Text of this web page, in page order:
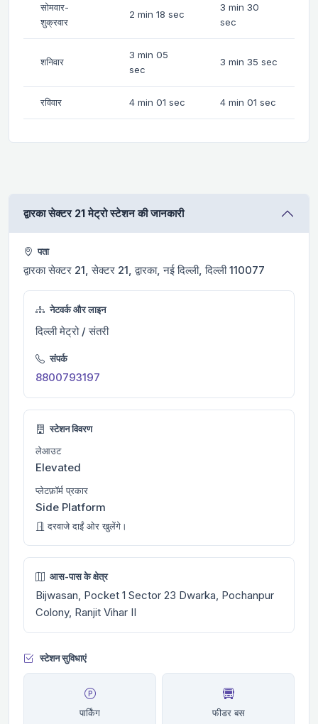
सोमवार-
शुक्रवार
2 min 18 sec
3 min 30
sec
शनिवार
3 min 05
sec
3 min 35 sec
रविवार 4 min 01 sec 4 min 01 sec
द्वारका सेक्टर 21 मेट्रो स्टेशन की जानकारी
पता
द्वारका सेक्टर 21, सेक्टर 21, द्वारका, नई दिल्ली, दिल्ली 110077
नेटवर्क और लाइन
दिल्ली मेट्रो / संतरी
संपर्क
8800793197
स्टेशन विवरण
लेआउट
Elevated
प्लेटफ़ॉर्म प्रकार
Side Platform
दरवाजे दाईं ओर खुलेंगे।
आस-पास के क्षेत्र
Bijwasan, Pocket 1 Sector 23 Dwarka, Pochanpur
Colony, Ranjit Vihar II
स्टेशन सुविधाएं
पार्किंग फीडर बस